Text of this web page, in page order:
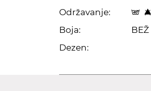
Održavanje:
Boja:
BEŽ
Dezen: